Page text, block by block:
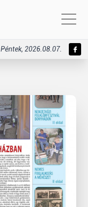
Péntek, 2026.08.07.